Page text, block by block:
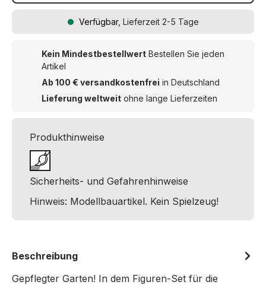
Verfügbar, Lieferzeit 2-5 Tage
Kein Mindestbestellwert Bestellen Sie jeden
Artikel
Ab 100 € versandkostenfrei in Deutschland
Lieferung weltweit ohne lange Lieferzeiten
Produkthinweise
Sicherheits- und Gefahrenhinweise
Hinweis: Modellbauartikel. Kein Spielzeug!
Beschreibung
Gepflegter Garten! In dem Figuren-Set für die